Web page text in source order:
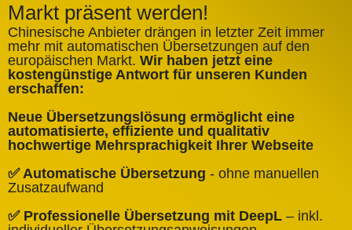
Markt präsent werden!
Chinesische Anbieter drängen in letzter Zeit immer
mehr mit automatischen Übersetzungen auf den
europäischen Markt. Wir haben jetzt eine
kostengünstige Antwort für unseren Kunden
erschaffen:
Neue Übersetzungslösung ermöglicht eine
automatisierte, effiziente und qualitativ
hochwertige Mehrsprachigkeit Ihrer Webseite
✅ Automatische Übersetzung - ohne manuellen
Zusatzaufwand
✅ Professionelle Übersetzung mit DeepL – inkl.